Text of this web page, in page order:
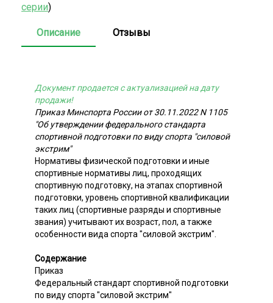
серии)
Описание Отзывы
Документ продается с актуализацией на дату
продажи!
Приказ Минспорта России от 30.11.2022 N 1105
"Об утверждении федерального стандарта
спортивной подготовки по виду спорта "силовой
экстрим"
Нормативы физической подготовки и иные
спортивные нормативы лиц, проходящих
спортивную подготовку, на этапах спортивной
подготовки, уровень спортивной квалификации
таких лиц (спортивные разряды и спортивные
звания) учитывают их возраст, пол, а также
особенности вида спорта "силовой экстрим".
Содержание
Приказ
Федеральный стандарт спортивной подготовки
по виду спорта "силовой экстрим"